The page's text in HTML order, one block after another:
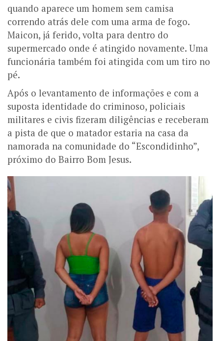
quando aparece um homem sem camisa
correndo atrás dele com uma arma de fogo.
Maicon, já ferido, volta para dentro do
supermercado onde é atingido novamente. Uma
funcionária também foi atingida com um tiro no
pé.
Após o levantamento de informações e com a
suposta identidade do criminoso, policiais
militares e civis fizeram diligências e receberam
a pista de que o matador estaria na casa da
namorada na comunidade do “Escondidinho”,
próximo do Bairro Bom Jesus.